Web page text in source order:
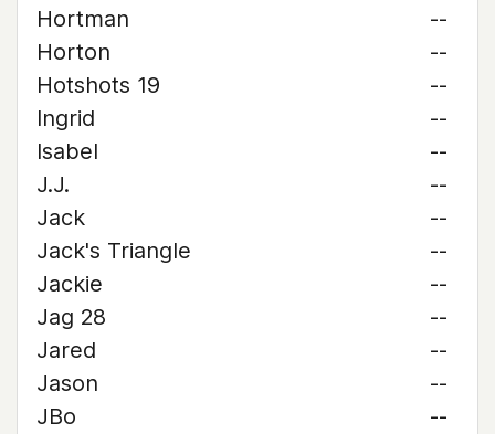
Hortman
--
Horton
--
Hotshots 19
--
Ingrid
--
Isabel
--
J.J.
--
Jack
--
Jack's Triangle
--
Jackie
--
Jag 28
--
Jared
--
Jason
--
JBo
--